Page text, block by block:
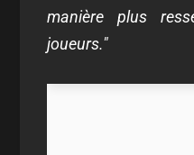
manière plus
joueurs."